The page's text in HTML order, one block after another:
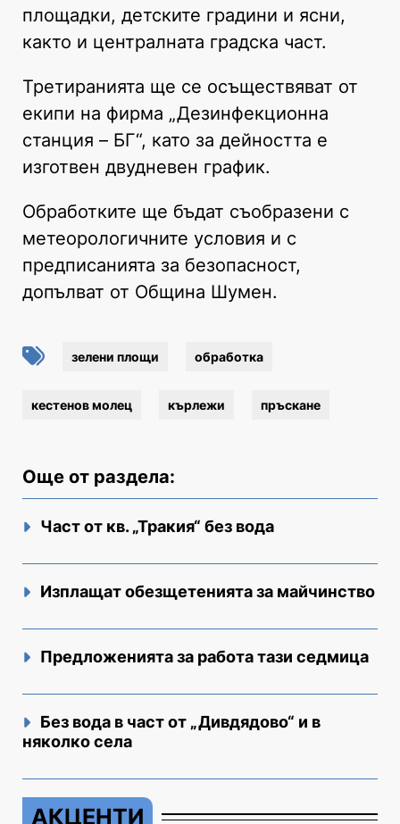
площадки, детските градини и ясни,
както и централната градска част.
Третиранията ще се осъществяват от
екипи на фирма „Дезинфекционна
станция – БГ“, като за дейността е
изготвен двудневен график.
Обработките ще бъдат съобразени с
метеорологичните условия и с
предписанията за безопасност,
допълват от Община Шумен.
зелени площи обработка
кестенов молец кърлежи пръскане
Още от раздела:
Част от кв. „Тракия“ без вода
Изплащат обезщетенията за майчинство
Предложенията за работа тази седмица
Без вода в част от „Дивдядово“ и в
няколко села
АКЦЕНТИ